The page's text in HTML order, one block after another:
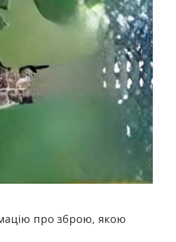
про зброю, якою